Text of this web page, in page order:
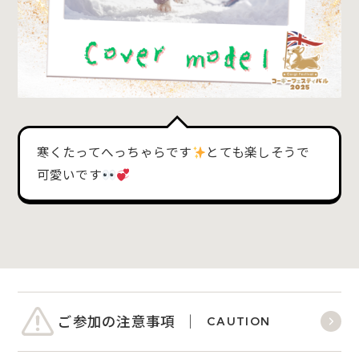
寒くたってへっちゃらです
とても楽しそうで
可愛いです
ご参加の注意事項 CAUTION